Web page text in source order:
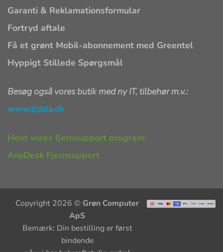
Garanti & Reklamationsformular
Fortryd aftale
Få et grønt Mobil-abonnement med Greentel
Hyppigt Stillede Spørgsmål
Besøg også vores butik med ny IT, tilbehør m.v.:
www.tjdata.dk
Hent vores fjernsupport program:
AnyDesk Fjernsupport
Copyright 2026 © Grøn Computer
ApS
Bemærk: Din bestilling er først
bindende